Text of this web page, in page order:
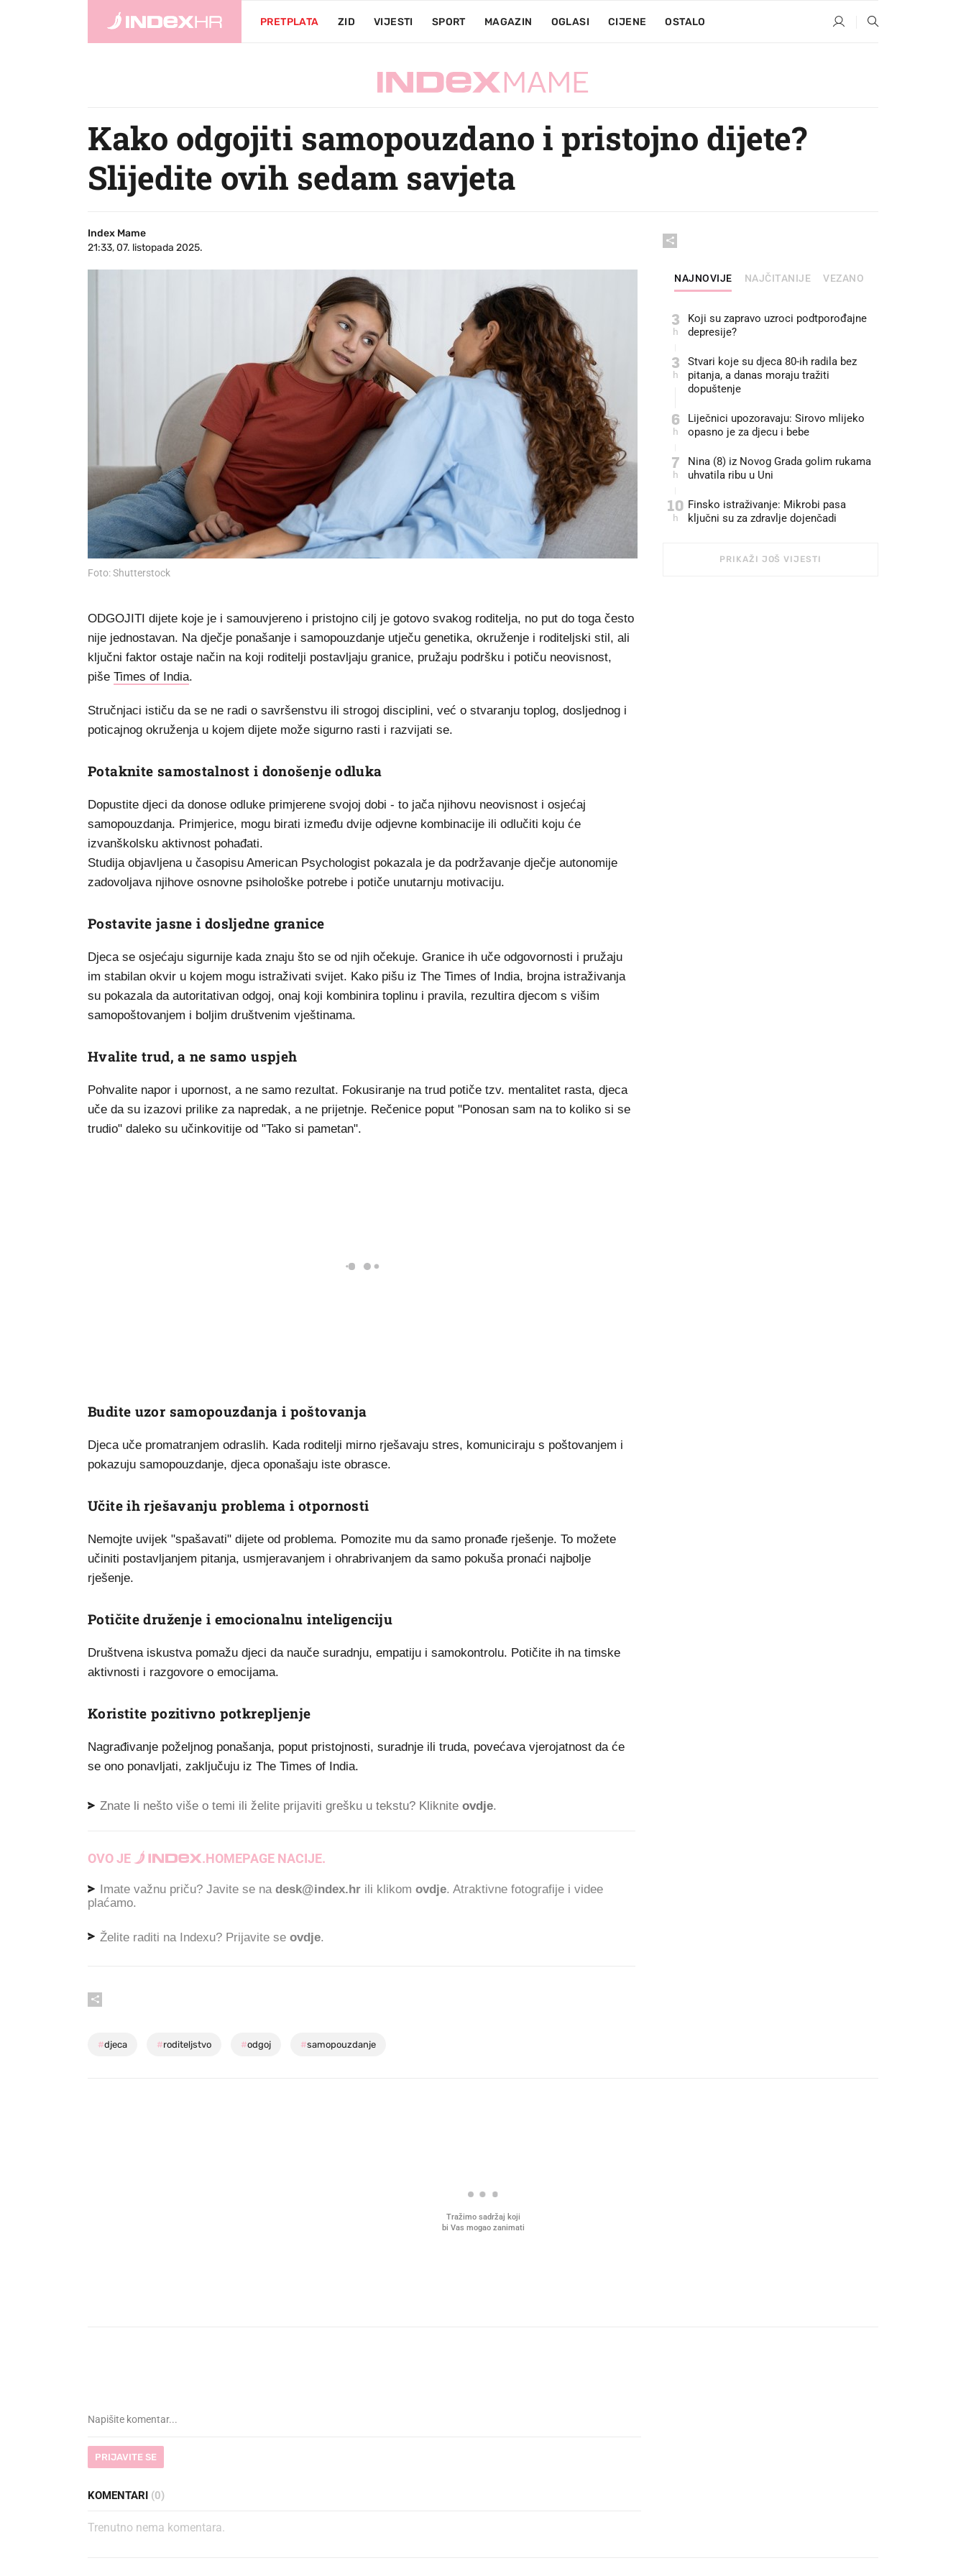
PRETPLATA ZID VIJESTI SPORT MAGAZIN OGLASI CIJENE OSTALO
Kako odgojiti samopouzdano i pristojno dijete?
Slijedite ovih sedam savjeta
Index Mame
21:33, 07. listopada 2025.
Foto: Shutterstock
ODGOJITI dijete koje je i samouvjereno i pristojno cilj je gotovo svakog roditelja, no put do toga često
nije jednostavan. Na dječje ponašanje i samopouzdanje utječu genetika, okruženje i roditeljski stil, ali
ključni faktor ostaje način na koji roditelji postavljaju granice, pružaju podršku i potiču neovisnost,
piše Times of India.
Stručnjaci ističu da se ne radi o savršenstvu ili strogoj disciplini, već o stvaranju toplog, dosljednog i
poticajnog okruženja u kojem dijete može sigurno rasti i razvijati se.
Potaknite samostalnost i donošenje odluka
Dopustite djeci da donose odluke primjerene svojoj dobi - to jača njihovu neovisnost i osjećaj
samopouzdanja. Primjerice, mogu birati između dvije odjevne kombinacije ili odlučiti koju će
izvanškolsku aktivnost pohađati.
Studija objavljena u časopisu American Psychologist pokazala je da podržavanje dječje autonomije
zadovoljava njihove osnovne psihološke potrebe i potiče unutarnju motivaciju.
Postavite jasne i dosljedne granice
Djeca se osjećaju sigurnije kada znaju što se od njih očekuje. Granice ih uče odgovornosti i pružaju
im stabilan okvir u kojem mogu istraživati svijet. Kako pišu iz The Times of India, brojna istraživanja
su pokazala da autoritativan odgoj, onaj koji kombinira toplinu i pravila, rezultira djecom s višim
samopoštovanjem i boljim društvenim vještinama.
Hvalite trud, a ne samo uspjeh
Pohvalite napor i upornost, a ne samo rezultat. Fokusiranje na trud potiče tzv. mentalitet rasta, djeca
uče da su izazovi prilike za napredak, a ne prijetnje. Rečenice poput "Ponosan sam na to koliko si se
trudio" daleko su učinkovitije od "Tako si pametan".
Budite uzor samopouzdanja i poštovanja
Djeca uče promatranjem odraslih. Kada roditelji mirno rješavaju stres, komuniciraju s poštovanjem i
pokazuju samopouzdanje, djeca oponašaju iste obrasce.
Učite ih rješavanju problema i otpornosti
Nemojte uvijek "spašavati" dijete od problema. Pomozite mu da samo pronađe rješenje. To možete
učiniti postavljanjem pitanja, usmjeravanjem i ohrabrivanjem da samo pokuša pronaći najbolje
rješenje.
Potičite druženje i emocionalnu inteligenciju
Društvena iskustva pomažu djeci da nauče suradnju, empatiju i samokontrolu. Potičite ih na timske
aktivnosti i razgovore o emocijama.
Koristite pozitivno potkrepljenje
Nagrađivanje poželjnog ponašanja, poput pristojnosti, suradnje ili truda, povećava vjerojatnost da će
se ono ponavljati, zaključuju iz The Times of India.
Znate li nešto više o temi ili želite prijaviti grešku u tekstu? Kliknite ovdje.
OVO JE .HOMEPAGE NACIJE.
Imate važnu priču? Javite se na desk@index.hr ili klikom ovdje. Atraktivne fotografije i videe
plaćamo.
Želite raditi na Indexu? Prijavite se ovdje.
#djeca #roditeljstvo #odgoj #samopouzdanje
NAJNOVIJE NAJČITANIJE VEZANO
3
h
Koji su zapravo uzroci podtporođajne
depresije?
3
h
Stvari koje su djeca 80-ih radila bez
pitanja, a danas moraju tražiti
dopuštenje
6
h
Liječnici upozoravaju: Sirovo mlijeko
opasno je za djecu i bebe
7
h
Nina (8) iz Novog Grada golim rukama
uhvatila ribu u Uni
10
h
Finsko istraživanje: Mikrobi pasa
ključni su za zdravlje dojenčadi
PRIKAŽI JOŠ VIJESTI
Tražimo sadržaj koji
bi Vas mogao zanimati
PRIJAVITE SE
KOMENTARI (0)
Trenutno nema komentara.